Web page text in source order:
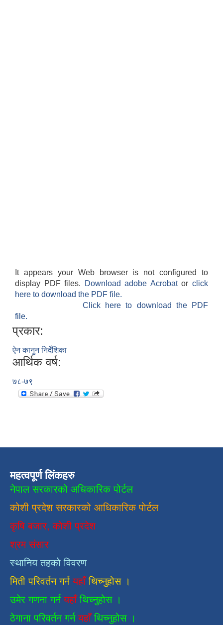
It appears your Web browser is not configured to
display PDF files.
Download adobe Acrobatorclick
here to download the PDF file.
Click here to download the PDF
file.
प्रकार:
ऐन कानुन निर्देशिका
आर्थिक वर्ष:
७८-७९
महत्वपूर्ण लिंकहरु
नेपाल सरकारको अधिकारिक पोर्टल
कोशी प्रदेश सरकारको आधिकारिकपाेर्टल
कृषि बजार, कोशी प्रदेश
श्रम संसार
स्थानिय तहको विवरण
मिती परिवर्तन गर्न यहाँ थिच्नुहोस ।
उमेर गणना गर्नयहाँथिच्नुहोस ।
ठेगाना परिवर्तन गर्नयहाँ थिच्नुहोस ।